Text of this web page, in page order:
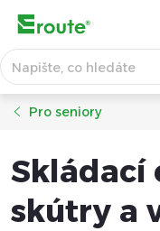
obsah
Pro seniory
Skládací
skútry a